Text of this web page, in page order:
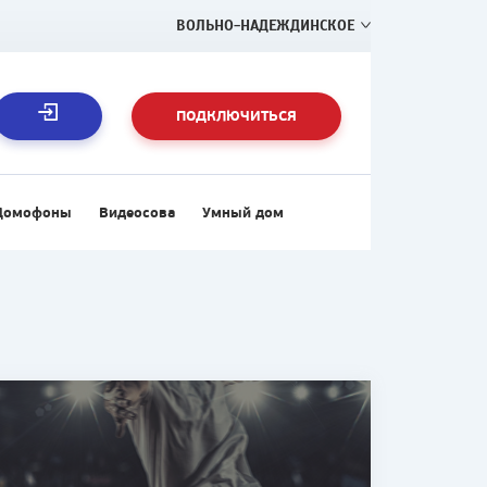
ВОЛЬНО-НАДЕЖДИНСКОЕ
ПОДКЛЮЧИТЬСЯ
Видеосова Умный дом